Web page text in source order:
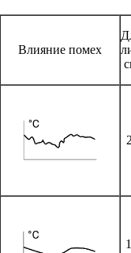
Влияние помех